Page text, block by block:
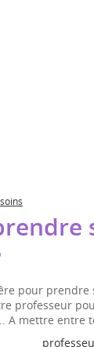
soins
pour prendre
professeur
A mettre entre